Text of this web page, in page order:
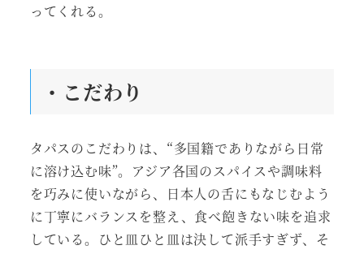
ってくれる。
・こだわり
タパスのこだわりは、“多国籍でありながら日常
に溶け込む味”。アジア各国のスパイスや調味料
を巧みに使いながら、日本人の舌にもなじむよう
に丁寧にバランスを整え、食べ飽きない味を追求
している。ひと皿ひと皿は決して派手すぎず、そ